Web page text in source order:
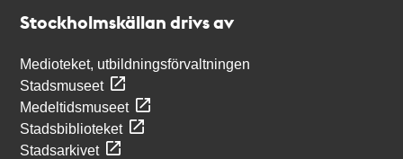
Stockholmskällan drivs av
Medioteket, utbildningsförvaltningen
Stadsmuseet
Medeltidsmuseet
Stadsbiblioteket
Stadsarkivet